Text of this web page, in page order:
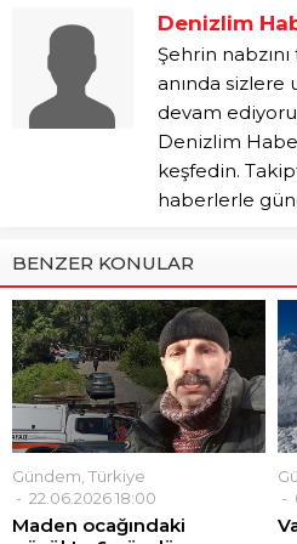
Denizlim
Şehrin
anında sizlere
devam
Denizlim
keşfedin.
haberlerle
BENZER KONULAR
Gündem Türkiye
22.06.2026 18:00
Maden ocağındaki